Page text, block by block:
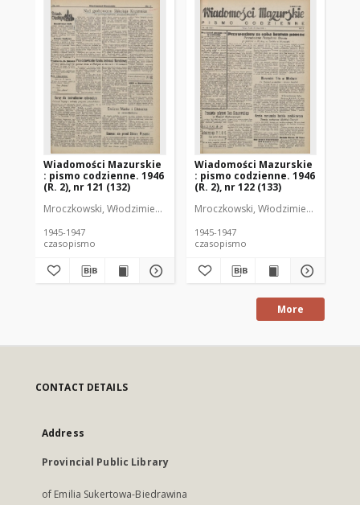
Wiadomości Mazurskie
: pismo codzienne. 1946
(R. 2), nr 121 (132)
Mroczkowski, Włodzimierz (1902-1971). Redaktor
1945-1947
czasopismo
Wiadomości Mazurskie
: pismo codzienne. 1946
(R. 2), nr 122 (133)
Mroczkowski, Włodzimierz (1902-
1945-1947
czasopismo
More
CONTACT DETAILS
Address
Provincial Public Library
of Emilia Sukertowa-Biedrawina